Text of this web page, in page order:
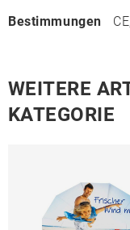
Bestimmungen
WEITERE
KATEGORIE